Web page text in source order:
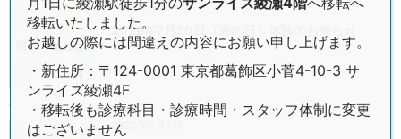
2026年7月13日
2026年7月20日（海の日）休診のお知らせ
2026年7月7日
移転いたしました。
お越しの際には間違えの内容にお願い申し上げます。
・新住所：〒124-0001 東京都葛飾区小菅4-10-3 サ
ンライズ綾瀬4F
・移転後も診療科目・診療時間・スタッフ体制に変更
はございません